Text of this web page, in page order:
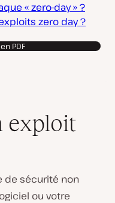
« zero-day » ?
zero day ?
PDF
exploit
de sécurité non
ou votre